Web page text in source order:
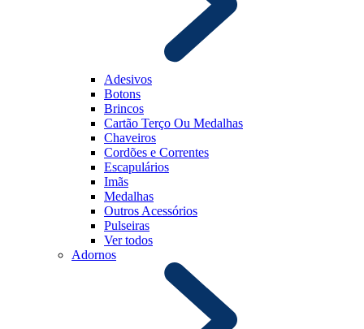
Adesivos
Botons
Brincos
Cartão Terço Ou Medalhas
Chaveiros
Cordões e Correntes
Escapulários
Imãs
Medalhas
Outros Acessórios
Pulseiras
Ver todos
Adornos